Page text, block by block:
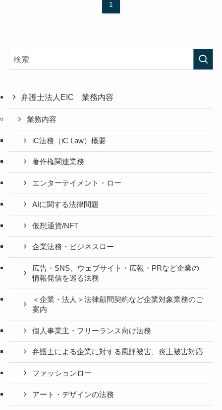
1
弁護士法人EIC 業務内容
業務内容
iC法務（iC Law）概要
著作権関連業務
エンターテイメント・ロー
AIに関する法律問題
仮想通貨/NFT
企業法務・ビジネスロー
広告・SNS、ウェブサイト・広報・PRなど企業の
情報発信を巡る法務
＜企業・法人＞法律顧問契約など企業対象業務のご
案内
個人事業主・フリーランス向け法務
弁護士による企業に対する風評被害、炎上被害対応
ファッションロー
アート・デザインの法務